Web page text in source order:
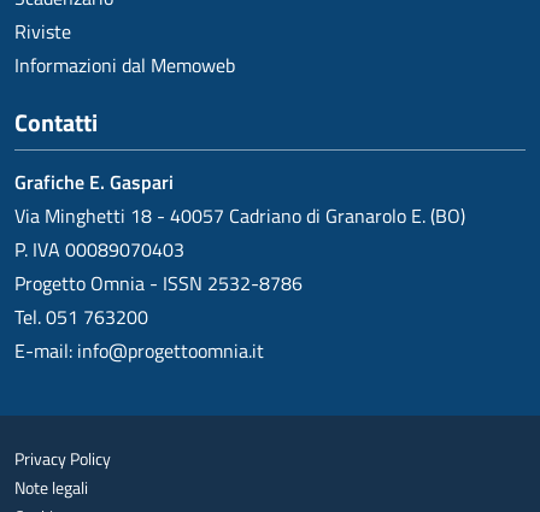
Riviste
Informazioni dal Memoweb
Contatti
Grafiche E. Gaspari
Via Minghetti 18 - 40057 Cadriano di Granarolo E. (BO)
P. IVA 00089070403
Progetto Omnia - ISSN 2532-8786
Tel. 051 763200
E-mail: info@progettoomnia.it
Privacy Policy
Note legali